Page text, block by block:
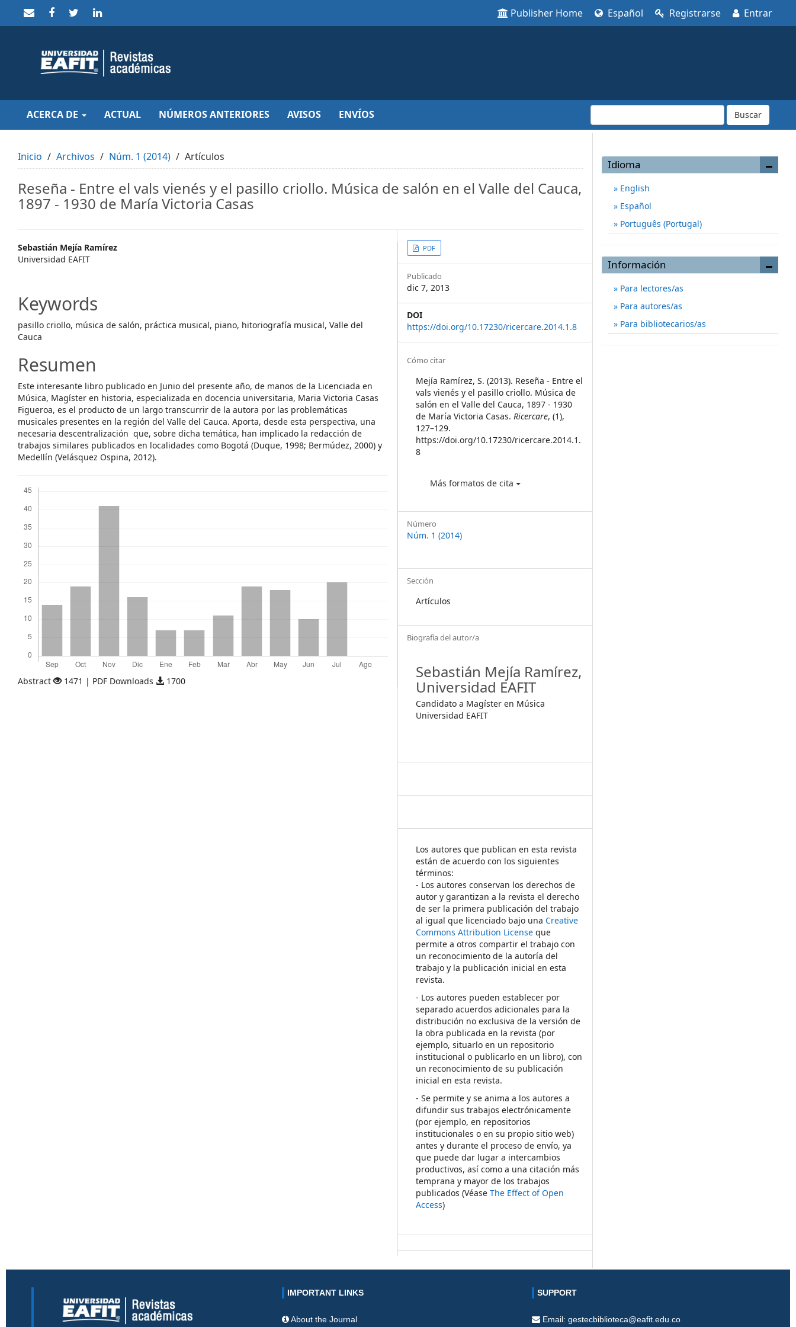
to
Main
Navigation
Content
Sidebar
Publisher Home Español Registrarse Entrar
ACERCA DE ACTUAL NÚMEROS ANTERIORES AVISOS ENVÍOS Buscar
Inicio Archivos Núm. 1 (2014) Artículos
Reseña - Entre el vals vienés y el pasillo criollo. Música de salón en el Valle del Cauca,
1897 - 1930 de María Victoria Casas
Main
Article
Sebastián Mejía Ramírez
Universidad EAFIT
Keywords
pasillo criollo, música de salón, práctica musical, piano, hitoriografía musical, Valle del
Cauca
Resumen
Este interesante libro publicado en Junio del presente año, de manos de la Licenciada en
Música, Magíster en historia, especializada en docencia universitaria, Maria Victoria Casas
Figueroa, es el producto de un largo transcurrir de la autora por las problemáticas
musicales presentes en la región del Valle del Cauca. Aporta, desde esta perspectiva, una
necesaria descentralización que, sobre dicha temática, han implicado la redacción de
trabajos similares publicados en localidades como Bogotá (Duque, 1998; Bermúdez, 2000) y
Medellín (Velásquez Ospina, 2012).
Abstract 1471 | PDF Downloads 1700
Article
Sidebar
PDF
Publicado
dic 7, 2013
DOI
https://doi.org/10.17230/ricercare.2014.1.8
Article
Details
Cómo citar
Mejía Ramírez, S. (2013). Reseña - Entre el
vals vienés y el pasillo criollo. Música de
salón en el Valle del Cauca, 1897 - 1930
de María Victoria Casas.Ricercare, (1),
127–129.
https://doi.org/10.17230/ricercare.2014.1.
8
Más formatos de cita
Número
Núm. 1 (2014)
Sección
Artículos
Biografía del autor/a
Sebastián Mejía Ramírez,
Universidad EAFIT
Candidato a Magíster en Música
Universidad EAFIT
Los autores que publican en esta revista
están de acuerdo con los siguientes
términos:
- Los autores conservan los derechos de
autor y garantizan a la revista el derecho
de ser la primera publicación del trabajo
al igual que licenciado bajo unaCreative
Commons Attribution License que
permite a otros compartir el trabajo con
un reconocimiento de la autoría del
trabajo y la publicación inicial en esta
revista.
- Los autores pueden establecer por
separado acuerdos adicionales para la
distribución no exclusiva de la versión de
la obra publicada en la revista (por
ejemplo, situarlo en un repositorio
institucional o publicarlo en un libro), con
un reconocimiento de su publicación
inicial en esta revista.
- Se permite y se anima a los autores a
difundir sus trabajos electrónicamente
(por ejemplo, en repositorios
institucionales o en su propio sitio web)
antes y durante el proceso de envío, ya
que puede dar lugar a intercambios
productivos, así como a una citación más
temprana y mayor de los trabajos
publicados (VéaseThe Effect of Open
Access)
Idioma
English
Español
Português (Portugal)
Información
Para lectores/as
Para autores/as
Para bibliotecarios/as
IMPORTANT LINKS
About the Journal
SUPPORT
Email: gestecbiblioteca@eafit.edu.co